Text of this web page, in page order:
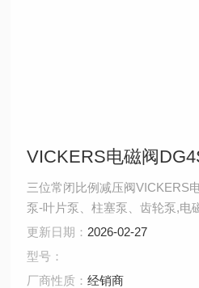
VICKERS电磁阀
三位常闭比例减压阀VICKERS
泵-叶片泵、柱塞泵、齿轮泵,电
1C11 VICKERS电磁阀
电磁阀DGMX2-3-PB-CW-B-40
更新日期： 2026-02-27
型号：
厂商性质：经销商